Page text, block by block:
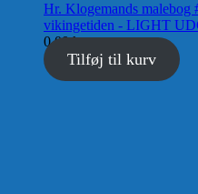
Hr. Klogemands malebog
vikingetiden - LIGHT
0,00kr.
Tilføj til kurv